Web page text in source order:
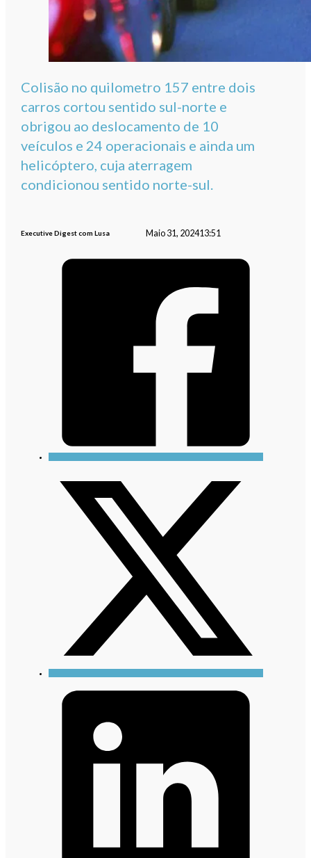
Colisão no quilometro 157 entre dois
carros cortou sentido sul-norte e
obrigou ao deslocamento de 10
veículos e 24 operacionais e ainda um
helicóptero, cuja aterragem
condicionou sentido norte-sul.
Executive Digest com Lusa Maio 31, 202413:51